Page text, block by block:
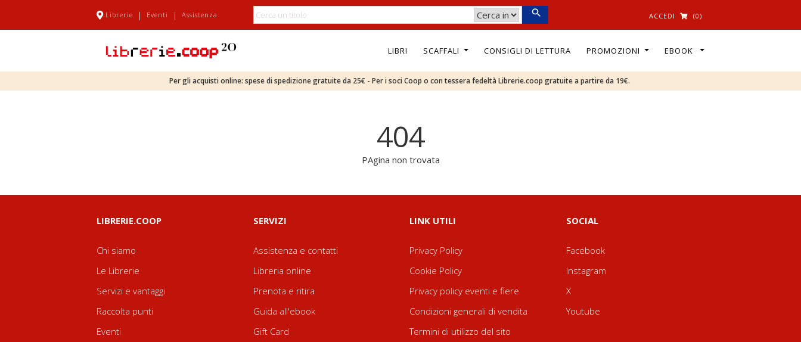
Librerie | Eventi | Assistenza ACCEDI (0)
LIBRI SCAFFALI CONSIGLI DI LETTURA PROMOZIONI EBOOK
Per gli acquisti online: spese di spedizione gratuite da 25€ - Per i soci Coop o con tessera fedeltà Librerie.coop gratuite a partire da 19€.
404
PAgina non trovata
LIBRERIE.COOP
Chi siamo
Le Librerie
Servizi e vantaggi
Raccolta punti
Eventi
SERVIZI
Assistenza e contatti
Libreria online
Prenota e ritira
Guida all'ebook
Gift Card
LINK UTILI
Privacy Policy
Cookie Policy
Privacy policy eventi e fiere
Condizioni generali di vendita
Termini di utilizzo del sito
SOCIAL
Facebook
Instagram
X
Youtube